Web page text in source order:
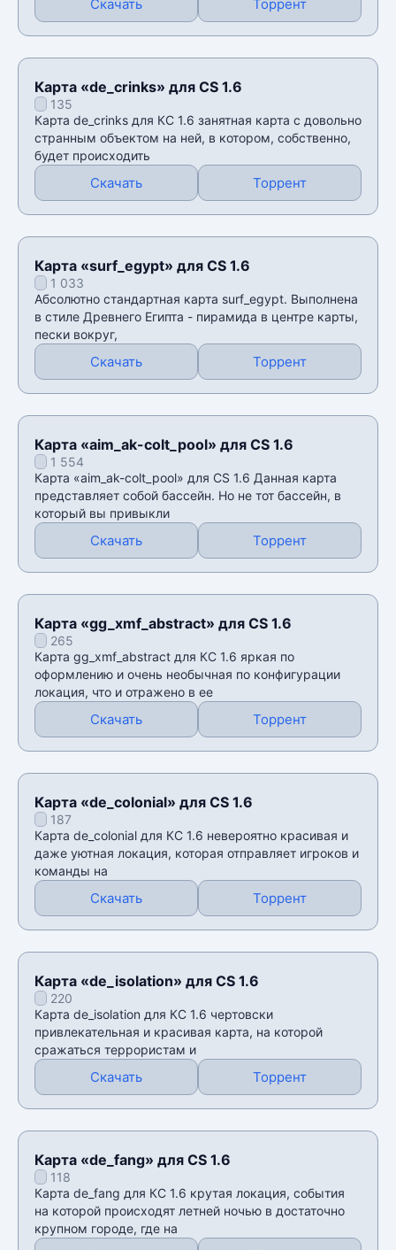
Скачать Торрент
Карта «de_crinks» для CS 1.6
135
Карта de_crinks для КС 1.6 занятная карта с довольно
странным объектом на ней, в котором, собственно,
будет происходить
Скачать Торрент
Карта «surf_egypt» для CS 1.6
1 033
Абсолютно стандартная карта surf_egypt. Выполнена
в стиле Древнего Египта - пирамида в центре карты,
пески вокруг,
Скачать Торрент
Карта «aim_ak-colt_pool» для CS 1.6
1 554
Карта «aim_ak-colt_pool» для CS 1.6 Данная карта
представляет собой бассейн. Но не тот бассейн, в
который вы привыкли
Скачать Торрент
Карта «gg_xmf_abstract» для CS 1.6
265
Карта gg_xmf_abstract для КС 1.6 яркая по
оформлению и очень необычная по конфигурации
локация, что и отражено в ее
Скачать Торрент
Карта «de_colonial» для CS 1.6
187
Карта de_colonial для КС 1.6 невероятно красивая и
даже уютная локация, которая отправляет игроков и
команды на
Скачать Торрент
Карта «de_isolation» для CS 1.6
220
Карта de_isolation для КС 1.6 чертовски
привлекательная и красивая карта, на которой
сражаться террористам и
Скачать Торрент
Карта «de_fang» для CS 1.6
118
Карта de_fang для КС 1.6 крутая локация, события
на которой происходят летней ночью в достаточно
крупном городе, где на